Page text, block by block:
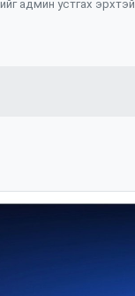
админ устгах эрхтэй.